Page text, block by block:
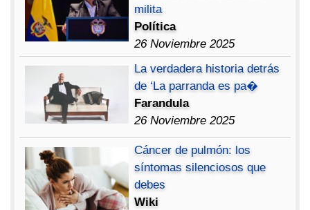
milita
Política
26 Noviembre 2025
La verdadera historia detrás
de ‘La parranda es pa�
Farandula
26 Noviembre 2025
Cáncer de pulmón: los
síntomas silenciosos que
debes
Wiki